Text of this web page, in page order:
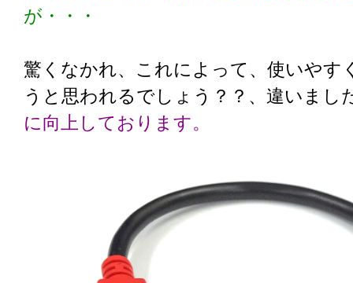
が・・・
驚くなかれ、これによって、使いやす
うと思われるでしょう？？、違いまし
に向上しております。